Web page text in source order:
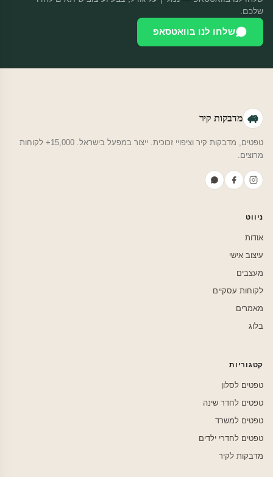
שלכם.
שלחו לנו בוואטסאפ
מדבקות קיר
טפטים, מדבקות קיר וציפויי זכוכית. ייצור במפעל בישראל. 15,000+ לקוחות
מרוצים.
ניווט
אודות
עיצוב אישי
מעצבים
לקוחות עסקיים
מאמרים
בלוג
קטגוריות
טפטים לסלון
טפטים לחדר שינה
טפטים למשרד
טפטים לחדרי ילדים
מדבקות לקיר